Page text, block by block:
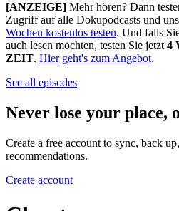
[ANZEIGE] Mehr hören? Dann
Zugriff auf alle Dokupodcasts und
Wochen kostenlos testen. Und falls
auch lesen möchten, testen Sie jetzt 4
ZEIT. Hier geht's zum Angebot.
See all episodes
Never lose your place,
Create a free account to sync, back
recommendations.
Create account